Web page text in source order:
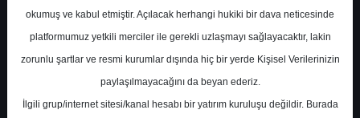
okumuş ve kabul etmiştir. Açılacak herhangi hukiki bir dava neticesinde
platformumuz yetkili merciler ile gerekli uzlaşmayı sağlayacaktır, lakin
zorunlu şartlar ve resmi kurumlar dışında hiç bir yerde Kişisel Verilerinizin
paylaşılmayacağını da beyan ederiz.
İlgili grup/internet sitesi/kanal hesabı bir yatırım kuruluşu değildir. Burada